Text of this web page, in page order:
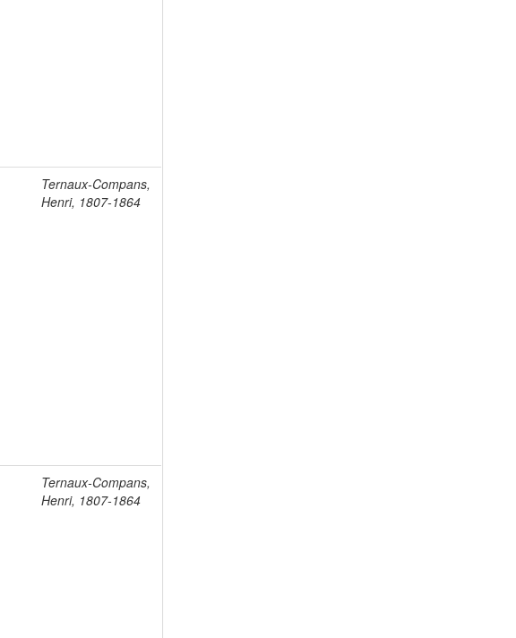
Ternaux-Compans,
Henri, 1807-1864
Ternaux-Compans,
Henri, 1807-1864